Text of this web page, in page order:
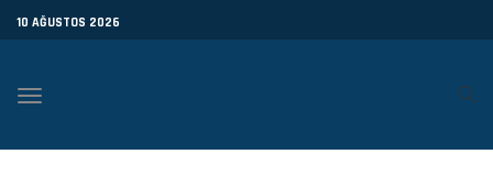
10 AĞUSTOS 2026
Toggle